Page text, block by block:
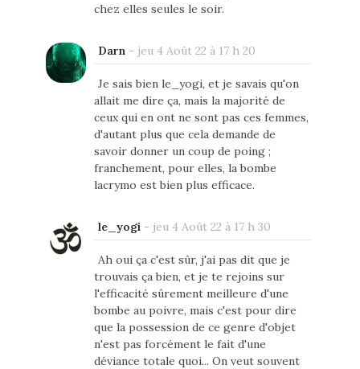
chez elles seules le soir.
Darn - jeu 4 Août 22 à 17 h 20
Je sais bien le_yogi, et je savais qu'on
allait me dire ça, mais la majorité de
ceux qui en ont ne sont pas ces femmes,
d'autant plus que cela demande de
savoir donner un coup de poing ;
franchement, pour elles, la bombe
lacrymo est bien plus efficace.
le_yogi - jeu 4 Août 22 à 17 h 30
Ah oui ça c'est sûr, j'ai pas dit que je
trouvais ça bien, et je te rejoins sur
l'efficacité sûrement meilleure d'une
bombe au poivre, mais c'est pour dire
que la possession de ce genre d'objet
n'est pas forcément le fait d'une
déviance totale quoi... On veut souvent